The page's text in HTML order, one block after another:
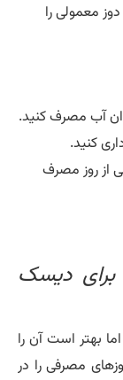
را
مصرف کنید.
مصرف
دیسک
است آن را
را در